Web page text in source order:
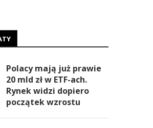
Polacy mają już prawie
20 mld zł w ETF-ach.
Rynek widzi dopiero
początek wzrostu